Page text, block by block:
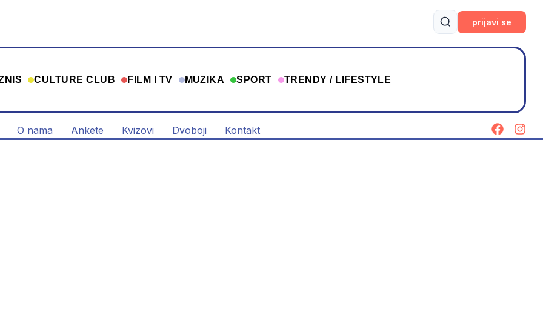
prijavi se
CULTURE CLUB FILM I TV MUZIKA SPORT TRENDY / LIFESTYLE
O nama Ankete Kvizovi Dvoboji Kontakt